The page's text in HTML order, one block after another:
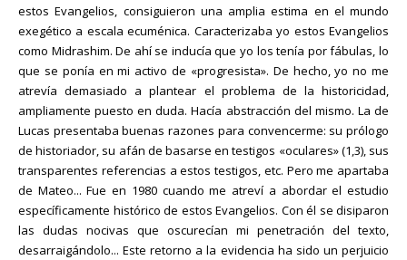
estos Evangelios, consiguieron una amplia estima en el mundo
exegético a escala ecuménica. Caracterizaba yo estos Evangelios
como Midrashim. De ahí se inducía que yo los tenía por fábulas, lo
que se ponía en mi activo de «progresista». De hecho, yo no me
atrevía demasiado a plantear el problema de la historicidad,
ampliamente puesto en duda. Hacía abstracción del mismo. La de
Lucas presentaba buenas razones para convencerme: su prólogo
de historiador, su afán de basarse en testigos «oculares» (1,3), sus
transparentes referencias a estos testigos, etc. Pero me apartaba
de Mateo... Fue en 1980 cuando me atreví a abordar el estudio
específicamente histórico de estos Evangelios. Con él se disiparon
las dudas nocivas que oscurecían mi penetración del texto,
desarraigándolo... Este retorno a la evidencia ha sido un perjuicio